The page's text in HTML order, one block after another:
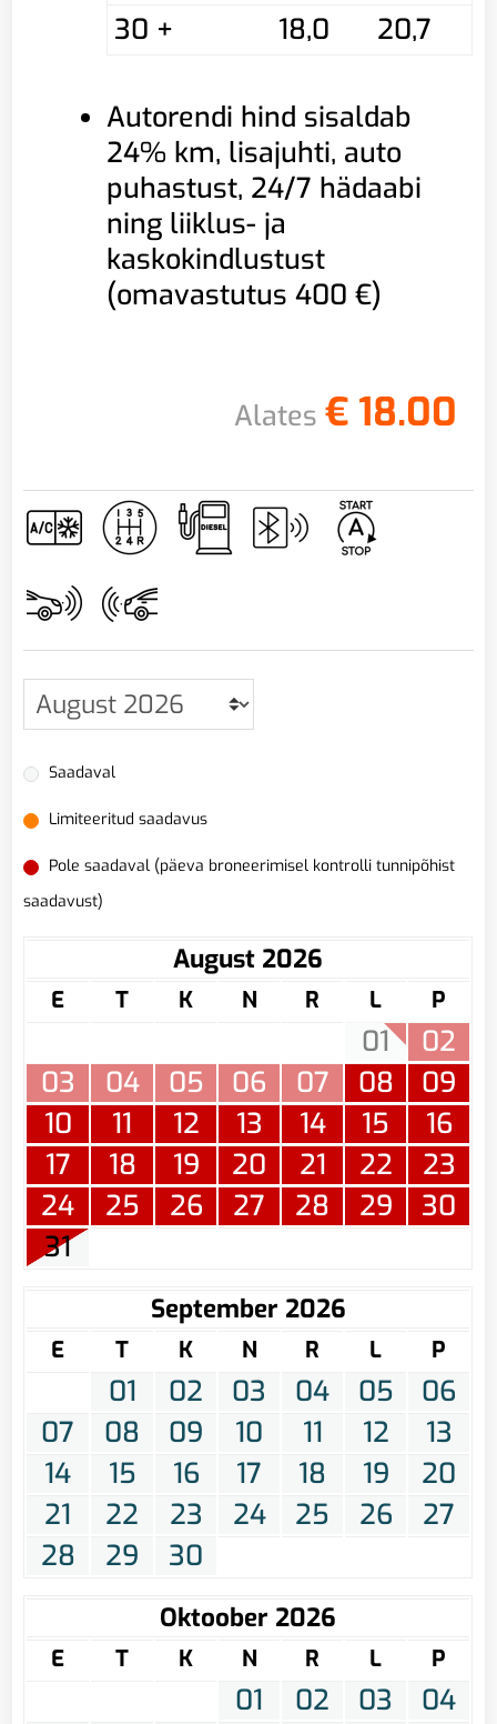
30 +
18,0 20,7
Autorendi hind sisaldab
24% km, lisajuhti, auto
puhastust, 24/7 hädaabi
ning liiklus- ja
kaskokindlustust
(omavastutus 400 €)
Alates € 18.00
Saadaval
Limiteeritud saadavus
Pole saadaval (päeva broneerimisel kontrolli tunnipõhist
saadavust)
August 2026
E T K N R L P
01
02
03
04 05 06 07 08
09
10
11 12 13 14 15
16
17
18 19 20 21 22
23
24
25 26 27 28 29
30
31
September 2026
E T K N R L P
01 02 03 04 05
06
07
08 09 10 11 12
13
14
15 16 17 18 19
20
21
22 23 24 25 26
27
28
29 30
Oktoober 2026
E T K N R L P
01 02 03
04